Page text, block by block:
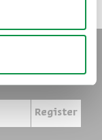
Register